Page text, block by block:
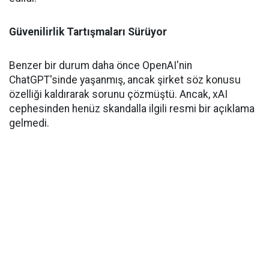
Güvenilirlik Tartışmaları Sürüyor
Benzer bir durum daha önce OpenAI'nin
ChatGPT'sinde yaşanmış, ancak şirket söz konusu
özelliği kaldırarak sorunu çözmüştü. Ancak, xAI
cephesinden henüz skandalla ilgili resmi bir açıklama
gelmedi.